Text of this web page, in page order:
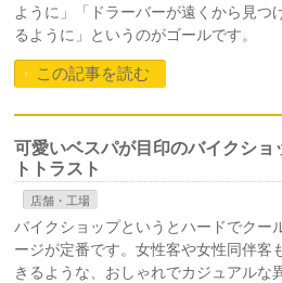
ように」「ドラーバーが遠くから見つ
るように」というのがゴールです。
この記事を読む
可愛いベスパが目印のバイクショ
トトラスト
店舗・工場
バイクショップというとハードでクー
ージが定番です。女性客や女性同伴客
きるような、おしゃれでカジュアルな